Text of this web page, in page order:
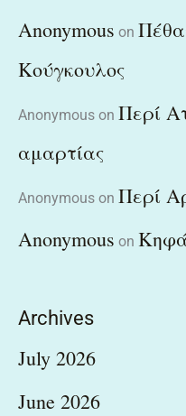
Anonymous on
Κούγκουλος
Anonymous on Περί
αμαρτίας
Anonymous on Περί
Anonymous on
Archives
July 2026
June 2026